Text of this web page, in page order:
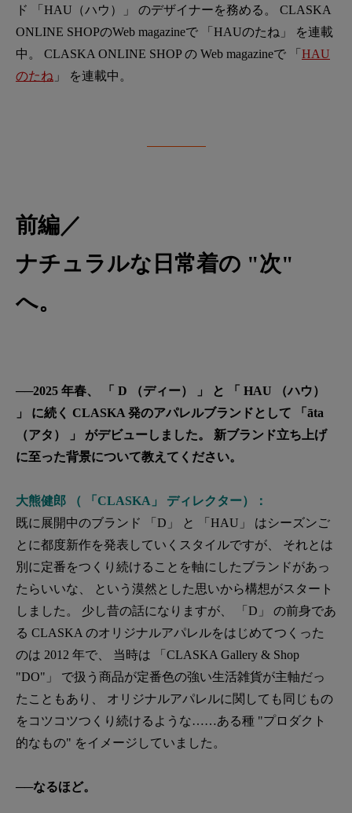
ド 「HAU（ハウ）」 のデザイナーを務める。 CLASKA
ONLINE SHOPのWeb magazineで 「HAUのたね」 を連載
中。 CLASKA ONLINE SHOP の Web magazineで 「 HAU
のたね 」 を連載中。
前編／
ナチュラルな日常着の "次"
へ。
──2025 年春、 「 D （ディー） 」 と 「 HAU （ハウ）
」 に続く CLASKA 発のアパレルブランドとして 「āta
（アタ） 」 がデビューしました。 新ブランド立ち上げ
に至った背景について教えてください。
大熊健郎 （ 「CLASKA」 ディレクター）：
既に展開中のブランド 「D」 と 「HAU」 はシーズンご
とに都度新作を発表していくスタイルですが、 それとは
別に定番をつくり続けることを軸にしたブランドがあっ
たらいいな、 という漠然とした思いから構想がスタート
しました。 少し昔の話になりますが、 「D」 の前身であ
る CLASKA のオリジナルアパレルをはじめてつくった
のは 2012 年で、 当時は 「CLASKA Gallery & Shop
"DO"」 で扱う商品が定番色の強い生活雑貨が主軸だっ
たこともあり、 オリジナルアパレルに関しても同じもの
をコツコツつくり続けるような……ある種 "プロダクト
的なもの" をイメージしていました。
──なるほど。